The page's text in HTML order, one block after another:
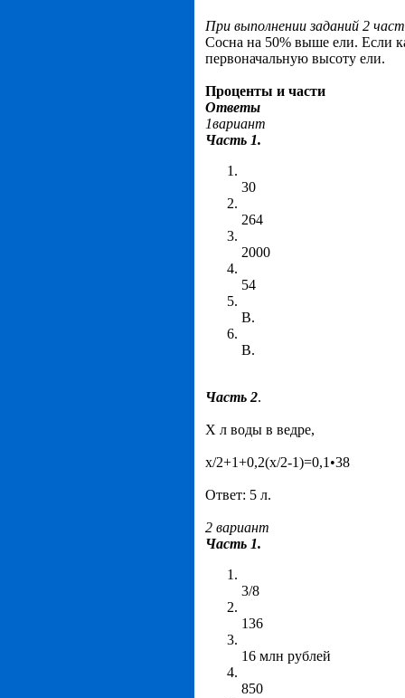
При выполнении заданий 2
Сосна на 50% выше ели. Если
первоначальную высоту ели.
Проценты и части
Ответы
1вариант
Часть 1.
30
264
2000
54
В.
В.
Часть 2.
Х л воды в ведре,
х/2+1+0,2(х/2-1)=0,1•38
Ответ: 5 л.
2 вариант
Часть 1.
3/8
136
16 млн рублей
850